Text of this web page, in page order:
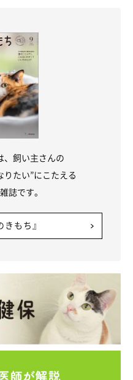
、飼い主さんの
りたい”にこたえる
誌です。
もち』